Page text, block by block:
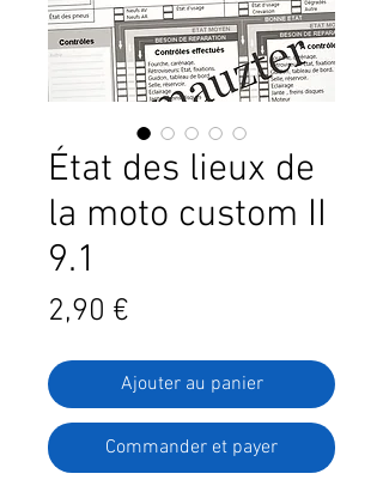
État des lieux de
la moto custom II
9.1
2,90 €
Ajouter au panier
Commander et payer